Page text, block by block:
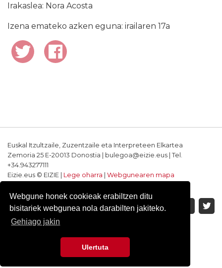
Webgune honek cookieak erabiltzen ditu
bisitariek webgunea nola darabilten jakiteko.
Gehiago jakin
Ulertuta
Irakaslea: Nora Acosta
Izena emateko azken eguna: irailaren 17a
Euskal Itzultzaile, Zuzentzaile eta Interpreteen Elkartea
Zemoria 25 E-20013 Donostia | bulegoa@eizie.eus | Tel.
+34.943277111
Eizie.eus © EIZIE | Lege oharra | Webgunearen mapa